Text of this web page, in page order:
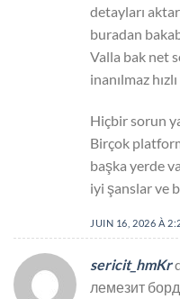
detayları
buradan
Valla bak net
inanılmaz
Hiçbir sorun
Birçok
başka yerde
iyi şanslar ve
JUIN 16, 2026 À
sericit_hmKr
лемезит